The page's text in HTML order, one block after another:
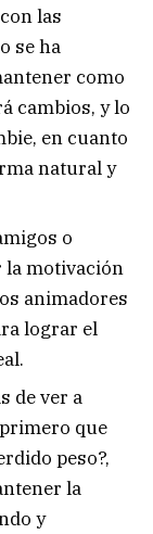
las
se ha
como
cambios, y lo
en cuanto
natural y
o
la motivación
animadores
lograr el
de ver a
que
peso?,
la
y